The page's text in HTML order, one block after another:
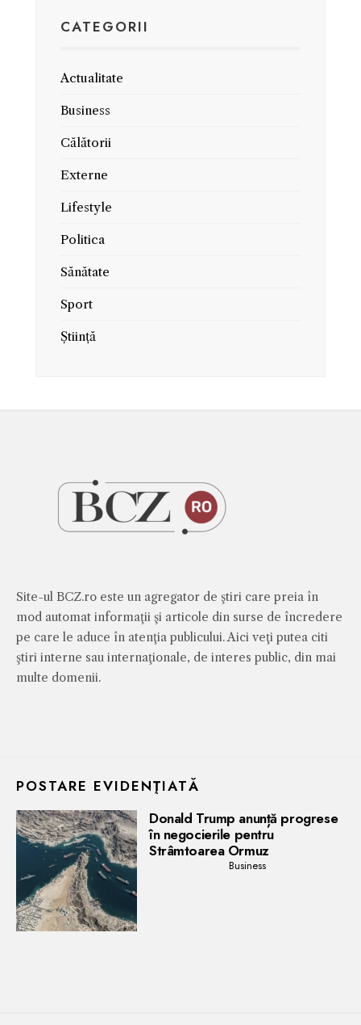
CATEGORII
Actualitate
Business
Călătorii
Externe
Lifestyle
Politica
Sănătate
Sport
Știință
Site-ul BCZ.ro este un agregator de ştiri care preia în
mod automat informaţii şi articole din surse de încredere
pe care le aduce în atenţia publicului. Aici veţi putea citi
ştiri interne sau internaţionale, de interes public, din mai
multe domenii.
POSTARE EVIDENŢIATĂ
Donald Trump anunță progrese
în negocierile pentru
Strâmtoarea Ormuz
Business